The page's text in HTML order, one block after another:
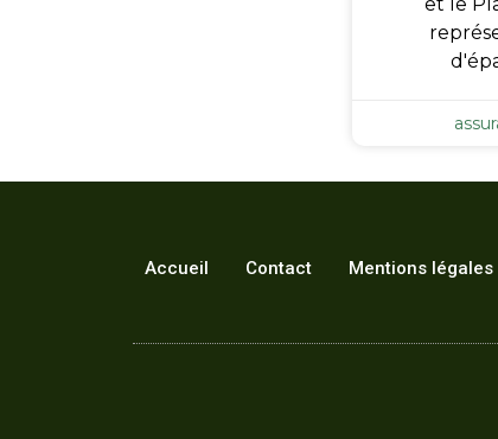
Accueil Contact Mentions légales